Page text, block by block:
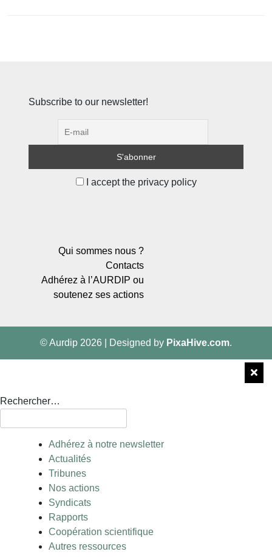
Subscribe to our newsletter!
I accept the privacy policy
Qui sommes nous ?
Contacts
Adhérez à l’AURDIP ou
soutenez ses actions
© Aurdip 2026 Designed by PixaHive.com.
Rechercher…
Adhérez à notre newsletter
Actualités
Tribunes
Nos actions
Syndicats
Rapports
Coopération scientifique
Autres ressources